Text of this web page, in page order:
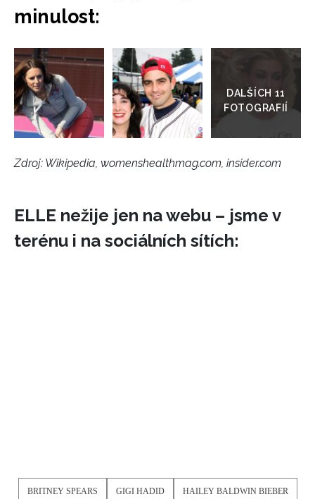
minulost:
galerie
Zdroj: Wikipedia, womenshealthmag.com, insider.com
ELLE nežije jen na webu – jsme v
terénu i na sociálních sítích:
BRITNEY SPEARS GIGI HADID HAILEY BALDWIN BIEBER